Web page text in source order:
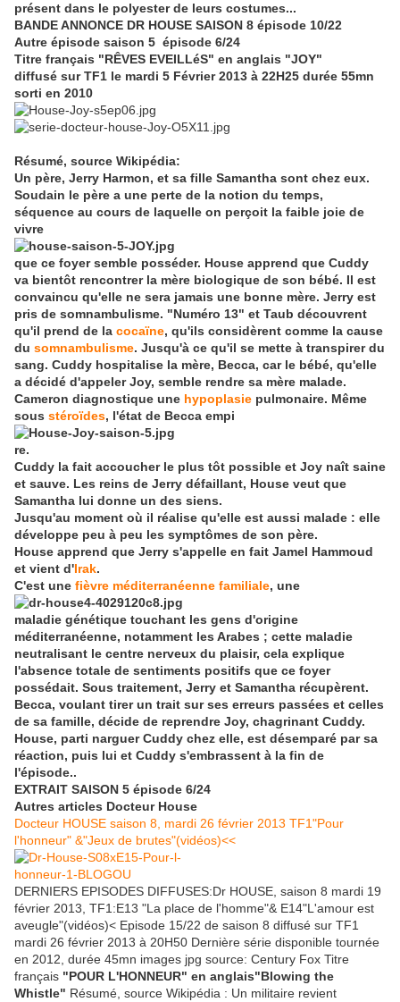
présent dans le polyester de leurs costumes...
BANDE ANNONCE DR HOUSE SAISON 8 épisode 10/22
Autre épisode saison 5 épisode 6/24
Titre français "RÊVES EVEILLéS" en anglais "JOY"
diffusé sur TF1 le mardi 5 Février 2013 à 22H25 durée 55mn
sorti en 2010
Résumé, source Wikipédia:
Un père, Jerry Harmon, et sa fille Samantha sont chez eux.
Soudain le père a une perte de la notion du temps,
séquence au cours de laquelle on perçoit la faible joie de
vivre
que ce foyer semble posséder. House apprend que Cuddy
va bientôt rencontrer la mère biologique de son bébé. Il est
convaincu qu'elle ne sera jamais une bonne mère. Jerry est
pris de somnambulisme. "Numéro 13" et Taub découvrent
qu'il prend de la cocaïne, qu'ils considèrent comme la cause
du somnambulisme. Jusqu'à ce qu'il se mette à transpirer du
sang. Cuddy hospitalise la mère, Becca, car le bébé, qu'elle
a décidé d'appeler Joy, semble rendre sa mère malade.
Cameron diagnostique une hypoplasie pulmonaire. Même
sous stéroïdes, l'état de Becca empi
re.
Cuddy la fait accoucher le plus tôt possible et Joy naît saine
et sauve. Les reins de Jerry défaillant, House veut que
Samantha lui donne un des siens.
Jusqu'au moment où il réalise qu'elle est aussi malade : elle
développe peu à peu les symptômes de son père.
House apprend que Jerry s'appelle en fait Jamel Hammoud
et vient d'Irak.
C'est une fièvre méditerranéenne familiale, une
maladie génétique touchant les gens d'origine
méditerranéenne, notamment les Arabes ; cette maladie
neutralisant le centre nerveux du plaisir, cela explique
l'absence totale de sentiments positifs que ce foyer
possédait. Sous traitement, Jerry et Samantha récupèrent.
Becca, voulant tirer un trait sur ses erreurs passées et celles
de sa famille, décide de reprendre Joy, chagrinant Cuddy.
House, parti narguer Cuddy chez elle, est désemparé par sa
réaction, puis lui et Cuddy s'embrassent à la fin de
l'épisode..
EXTRAIT SAISON 5 épisode 6/24
Autres articles Docteur House
Docteur HOUSE saison 8, mardi 26 février 2013 TF1"Pour
l'honneur" &"Jeux de brutes"(vidéos)<<
DERNIERS EPISODES DIFFUSES:Dr HOUSE, saison 8 mardi 19
février 2013, TF1:E13 "La place de l'homme"& E14"L'amour est
aveugle"(vidéos)< Episode 15/22 de saison 8 diffusé sur TF1
mardi 26 février 2013 à 20H50 Dernière série disponible tournée
en 2012, durée 45mn images jpg source: Century Fox Titre
français "POUR L'HONNEUR" en anglais"Blowing the
Whistle" Résumé, source Wikipédia : Un militaire revient